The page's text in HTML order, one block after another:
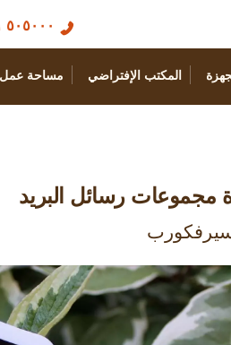
٥٠٥٠٠٠ ٠١
المكتب الإفتراضي مساحة
مجموعات رسائل البريد